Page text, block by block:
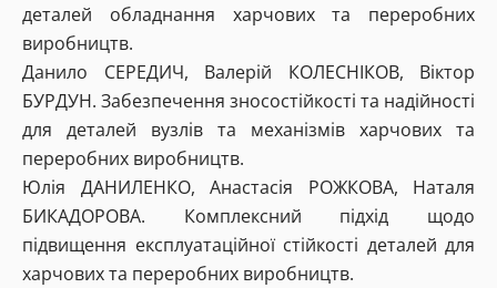
деталей обладнання харчових та переробних
виробництв.
Данило СЕРЕДИЧ, Валерій КОЛЕСНІКОВ, Віктор
БУРДУН. Забезпечення зносостійкості та надійності
для деталей вузлів та механізмів харчових та
переробних виробництв.
Юлія ДАНИЛЕНКО, Анастасія РОЖКОВА, Наталя
БИКАДОРОВА. Комплексний підхід щодо
підвищення експлуатаційної стійкості деталей для
харчових та переробних виробництв.